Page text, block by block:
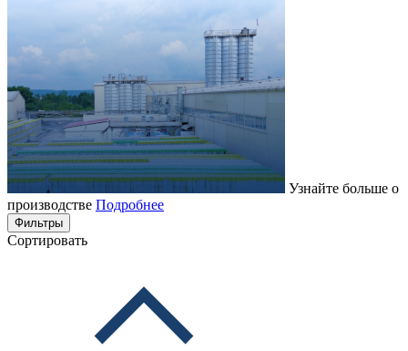
Узнайте больше о
производстве Подробнее
Фильтры
Сортировать